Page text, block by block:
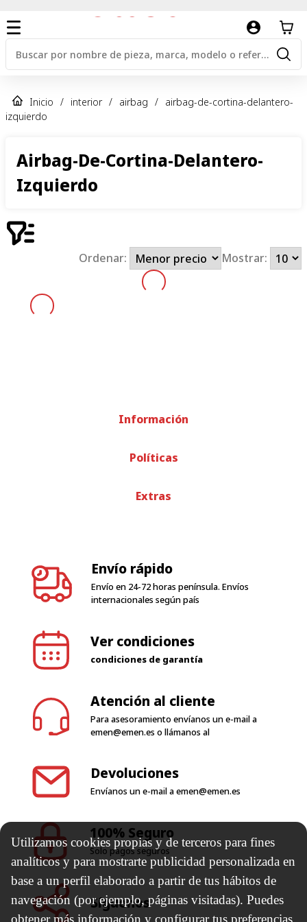
Inicio / interior / airbag / airbag-de-cortina-delantero-
izquierdo
Airbag-De-Cortina-Delantero-
Izquierdo
Ordenar: Mostrar:
Información
Políticas
Extras
Envío rápido
Envío en 24-72 horas península. Envíos
internacionales según país
Ver condiciones
condiciones de garantía
Atención al cliente
Para asesoramiento envíanos un e-mail a
emen@emen.es o llámanos al
Devoluciones
Envíanos un e-mail aemen@emen.es
100% Seguro
Solo pagos seguros
Síguenos
Utilizamos cookies propias y de terceros para fines
analíticos y para mostrarte publicidad personalizada en
base a un perfil elaborado a partir de tus hábitos de
navegación (por ejemplo, páginas visitadas). Puedes
obtener más información y configurar tus preferencias.